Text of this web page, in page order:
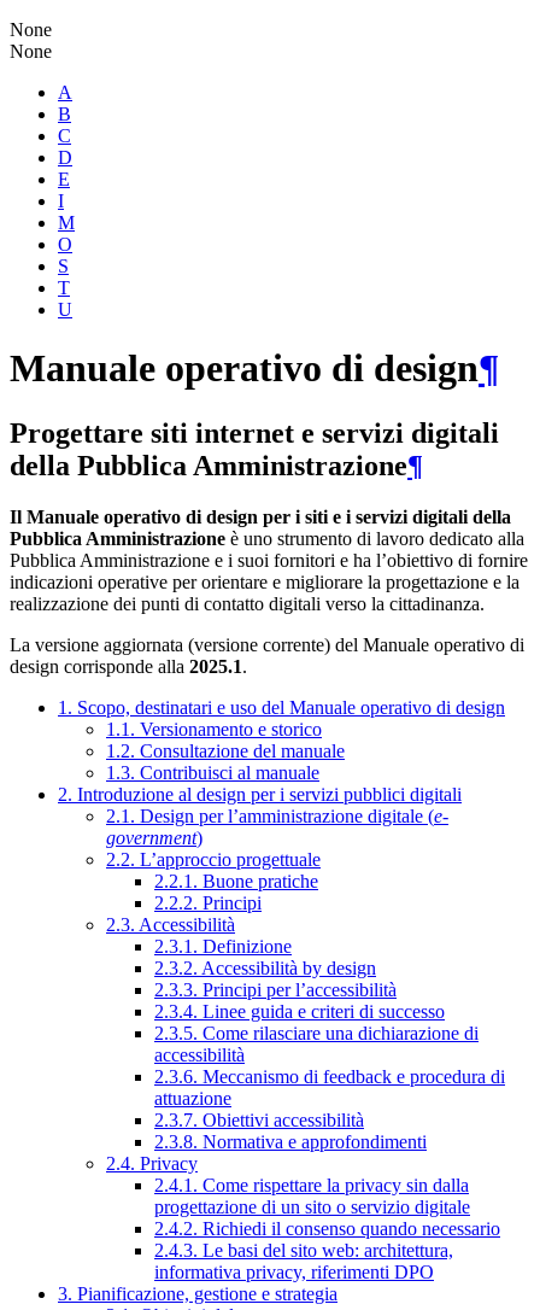
None
None
A
B
C
D
E
I
M
O
S
T
U
Manuale operativo di design¶
Progettare siti internet e servizi digitali
della Pubblica Amministrazione¶
Il Manuale operativo di design per i siti e i servizi digitali della
Pubblica Amministrazione è uno strumento di lavoro dedicato alla
Pubblica Amministrazione e i suoi fornitori e ha l’obiettivo di fornire
indicazioni operative per orientare e migliorare la progettazione e la
realizzazione dei punti di contatto digitali verso la cittadinanza.
La versione aggiornata (versione corrente) del Manuale operativo di
design corrisponde alla 2025.1.
1. Scopo, destinatari e uso del Manuale operativo di design
1.1. Versionamento e storico
1.2. Consultazione del manuale
1.3. Contribuisci al manuale
2. Introduzione al design per i servizi pubblici digitali
2.1. Design per l’amministrazione digitale (e-
government)
2.2. L’approccio progettuale
2.2.1. Buone pratiche
2.2.2. Principi
2.3. Accessibilità
2.3.1. Definizione
2.3.2. Accessibilità by design
2.3.3. Principi per l’accessibilità
2.3.4. Linee guida e criteri di successo
2.3.5. Come rilasciare una dichiarazione di
accessibilità
2.3.6. Meccanismo di feedback e procedura di
attuazione
2.3.7. Obiettivi accessibilità
2.3.8. Normativa e approfondimenti
2.4. Privacy
2.4.1. Come rispettare la privacy sin dalla
progettazione di un sito o servizio digitale
2.4.2. Richiedi il consenso quando necessario
2.4.3. Le basi del sito web: architettura,
informativa privacy, riferimenti DPO
3. Pianificazione, gestione e strategia